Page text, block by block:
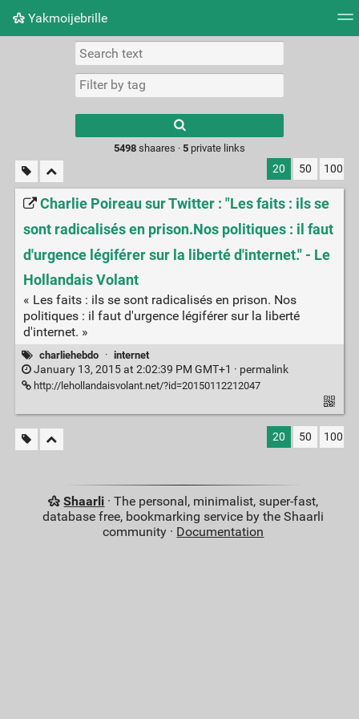
Yakmoijebrille
Picture wall
results.
5498shaares · 5private links
20 50 100
Charlie Poireau sur Twitter : "Les faits : ils se
sont radicalisés en prison.Nos politiques : il faut
d'urgence légiférer sur la liberté d'internet." - Le
Hollandais Volant
« Les faits : ils se sont radicalisés en prison. Nos
politiques : il faut d'urgence légiférer sur la liberté
d'internet. »
charliehebdo · internet
January 13, 2015 at 2:02:39 PM GMT+1 · permalink
http://lehollandaisvolant.net/?id=20150112212047
20 50 100
Shaarli · The personal, minimalist, super-fast,
database free, bookmarking service by the Shaarli
community · Documentation